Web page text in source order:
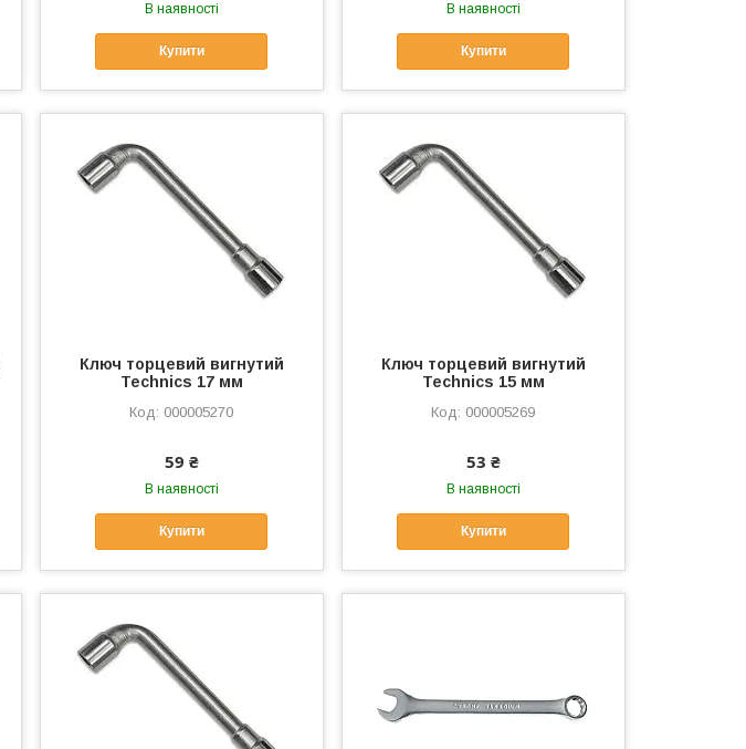
В наявності
Купити
В наявності
Купити
Ключ торцевий вигнутий
Technics 17 мм
000005270
59 ₴
В наявності
Купити
Ключ торцевий вигнутий
Technics 15 мм
000005269
53 ₴
В наявності
Купити